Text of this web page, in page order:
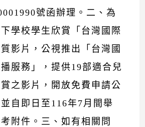
號函辦理。二、為
學校學生欣賞「台灣國際
影片，公視推出「台灣國
服務」，提供19部適合兒
之影片，開放免費申請公
自即日至116年7月間舉
附件。三、如有相關問